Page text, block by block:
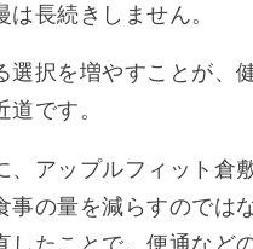
は長続きしません。
選択を増やすことが、
道です。
、アップルフィット倉
事の量を減らすのでは
したことで、便通など